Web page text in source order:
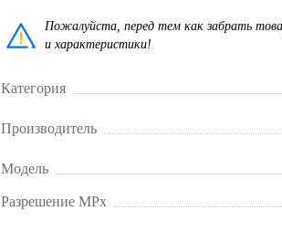
Пожалуйста, перед тем как забрать
и характеристики!
Категория
Производитель
Модель
Разрешение MPx